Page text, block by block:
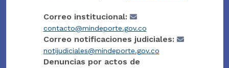
Correo institucional:
contacto@mindeporte.gov.co
Correo notificaciones judiciales:
notijudiciales@mindeporte.gov.co
Denuncias por actos de